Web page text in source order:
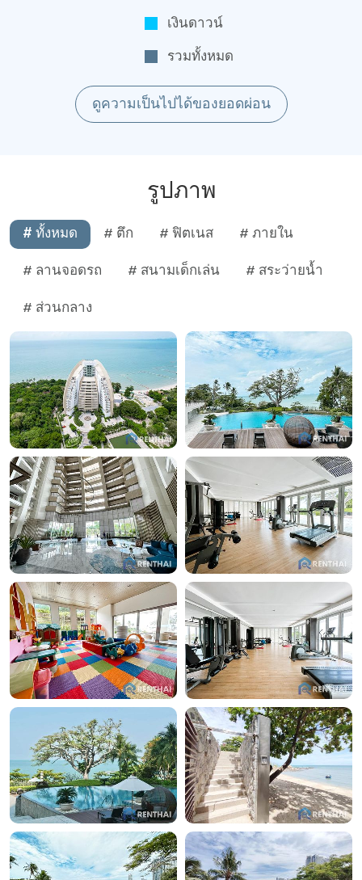
เงินดาวน์
รวมทั้งหมด
ดูความเป็นไปได้ของยอดผ่อน
รูปภาพ
# ทั้งหมด # ตึก # ฟิตเนส # ภายใน
# ลานจอดรถ # สนามเด็กเล่น # สระว่ายน้ำ
# ส่วนกลาง